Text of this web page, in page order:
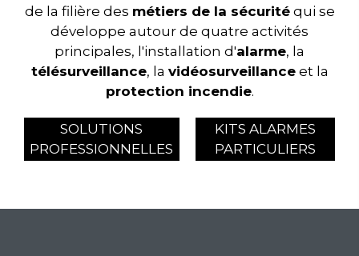
de la filière des métiers de la sécuritéqui se
développe autour de quatre activités
principales, l'installation d'alarme, la
télésurveillance, la vidéosurveillanceet la
protection incendie.
SOLUTIONS
PROFESSIONNELLES
KITS ALARMES
PARTICULIERS